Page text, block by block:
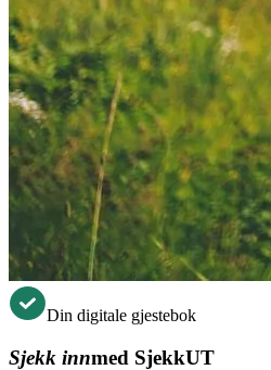
Din digitale gjestebok
Sjekk innmed SjekkUT